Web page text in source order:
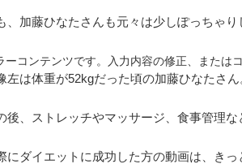
、加藤ひなたさんも元々は少しぽっちゃり
ーコンテンツです。入力内容の修正、または
左は体重が52kgだった頃の加藤ひなたさん
後、ストレッチやマッサージ、食事管理
にダイエットに成功した方の動画は、きっ